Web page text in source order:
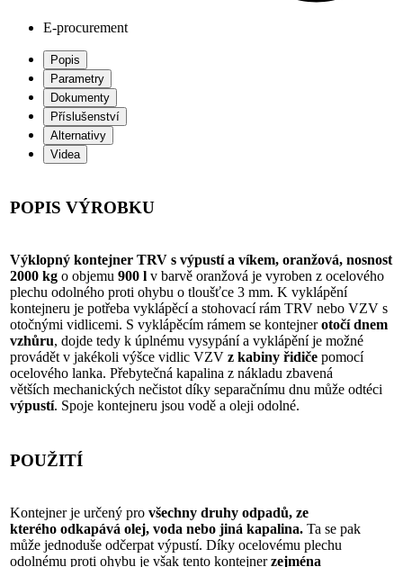
E-procurement
Popis
Parametry
Dokumenty
Příslušenství
Alternativy
Videa
POPIS VÝROBKU
Výklopný kontejner TRV s výpustí a víkem, oranžová, nosnost
2000 kg o objemu 900 l v barvě oranžová je vyroben z ocelového
plechu odolného proti ohybu o tloušťce 3 mm. K vyklápění
kontejneru je potřeba vyklápěcí a stohovací rám TRV nebo VZV s
otočnými vidlicemi. S vyklápěcím rámem se kontejnerotočí dnem
vzhůru, dojde tedy k úplnému vysypání a vyklápění je možné
provádět v jakékoli výšce vidlic VZV z kabiny řidiče pomocí
ocelového lanka. Přebytečná kapalina z nákladu zbavená
větších mechanických nečistot díky separačnímu dnu může odtéci
výpustí. Spoje kontejneru jsou vodě a oleji odolné.
POUŽITÍ
Kontejner je určený pro všechny druhy odpadů, ze
kterého odkapává olej, voda nebo jiná kapalina. Ta se pak
může jednoduše odčerpat výpustí. Díky ocelovému plechu
odolnému proti ohybu je však tento kontejnerzejména